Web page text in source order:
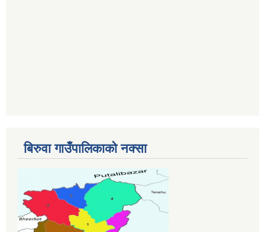
बिरुवा गाउँपालिकाको नक्सा